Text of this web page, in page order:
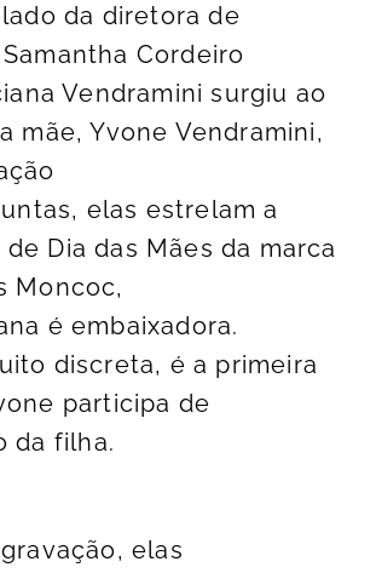
da diretora de
Cordeiro
Vendramini surgiu ao
mãe, Yvone Vendramini,
elas estrelam a
Dia das Mães da marca
Moncoc,
é embaixadora.
discreta, é a primeira
participa de
da filha.
elas